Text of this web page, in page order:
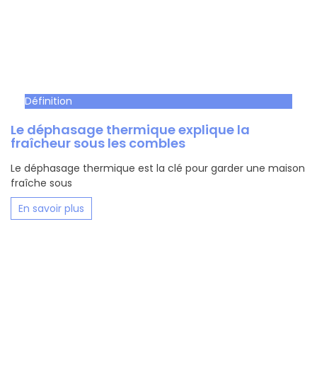
Définition
Le déphasage thermique explique la
fraîcheur sous les combles
Le déphasage thermique est la clé pour garder une maison
fraîche sous
En savoir plus